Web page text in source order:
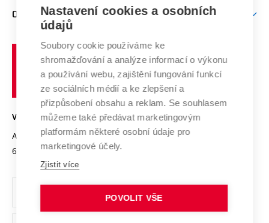
E-přihláška
Doktorské studium
Podpora podnikání
Mezinárodní vědecká rada
Systém zajišťování kvality výzkumu
Výzkumné infrastruktury
Transfer znalostí
Open Science
Projekty
Projekty ze strukturálních fondů
Specifický výzkum
Zahraniční spolupráce
Spolupráce se školami
Služby univerzity
Mezinárodní dohody
Univerzitní sítě
O UNIVERZITĚ
Profil univerzity
Udržitelná univerzita
Podnikavá univerzita / ContriBUTe
Bezpečná univerzita
Vyznamenání
Organizační struktura
Ochrana osobních údajů
učení
technické
VYSOKÉ UČENÍ TECHNICKÉ V BRNĚ
Antonínská 548/1
602 00 Brno
www.vut.cz
vut@vutbr.cz
Nastavení cookies a osobních
údajů
Soubory cookie používáme ke
shromažďování a analýze informací o výkonu
a používání webu, zajištění fungování funkcí
ze sociálních médií a ke zlepšení a
přizpůsobení obsahu a reklam. Se souhlasem
můžeme také předávat marketingovým
platformám některé osobní údaje pro
marketingové účely.
Zjistit více
POVOLIT VŠE